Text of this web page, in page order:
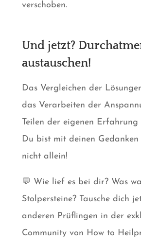
verschoben.
Und jetzt?
austauschen!
Das Vergleichen der
das Verarbeiten der
Teilen der eigenen Erfahrung
Du bist mit deinen
nicht allein!
💬 Wie lief es bei dir? Was
Stolpersteine? Tausche dich
anderen Prüflingen in der
Community von How to